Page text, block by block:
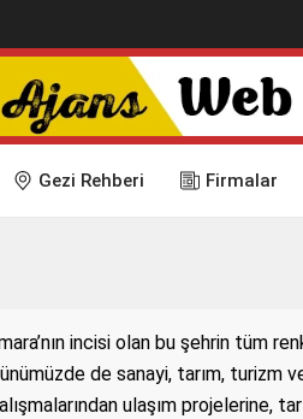
Gezi Rehberi Firmalar
incisi olan bu şehrin tüm
de sanayi, tarım, turizm
ulaşım projelerine,